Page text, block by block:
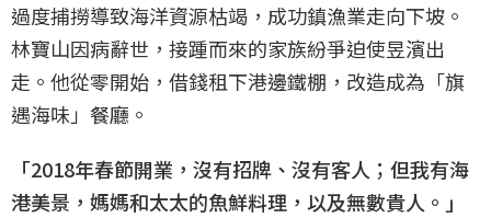
過度捕撈導致海洋資源枯竭，成功鎮漁業走向下坡。
林寶山因病辭世，接踵而來的家族紛爭迫使昱濱出
走。他從零開始，借錢租下港邊鐵棚，改造成為「旗
遇海味」餐廳。
「2018年春節開業，沒有招牌、沒有客人；但我有海
港美景，媽媽和太太的魚鮮料理，以及無數貴人。」